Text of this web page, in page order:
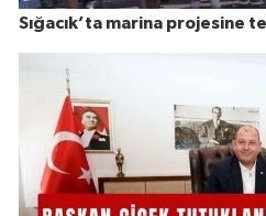
Sığacık’ta marina projesine